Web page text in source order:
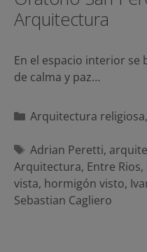
Arquitectura
En el espacio interior
de calma y paz…
Categorías
Arquitectura religiosa,
Etiquetas
Adrian Peretti,
Arquitectura, Entre Rios,
vista, hormigón visto,
Sebastian Cagliero